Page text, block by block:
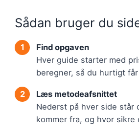
Sådan bruger du
Find opgaven
Hver guide starter med
beregner, så du hurtigt får
Læs metodeafsnittet
Nederst på hver side står
kommer fra, og hvor sikre